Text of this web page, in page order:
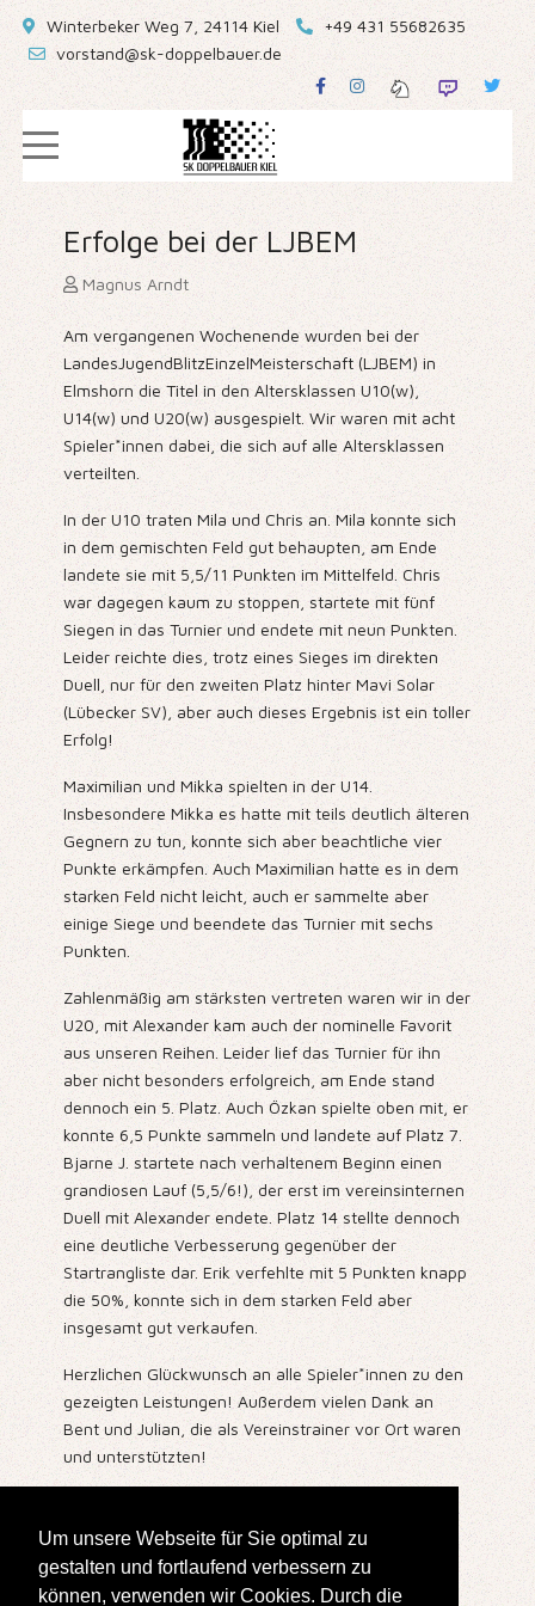
Um unsere Webseite für Sie optimal zu
gestalten und fortlaufend verbessern zu
können, verwenden wir Cookies. Durch die
Winterbeker Weg 7, 24114 Kiel
+49 431 55682635
vorstand@sk-doppelbauer.de
Erfolge bei der LJBEM
Magnus Arndt
Am vergangenen Wochenende wurden bei der
LandesJugendBlitzEinzelMeisterschaft (LJBEM) in
Elmshorn die Titel in den Altersklassen U10(w),
U14(w) und U20(w) ausgespielt. Wir waren mit acht
Spieler*innen dabei, die sich auf alle Altersklassen
verteilten.
In der U10 traten Mila und Chris an. Mila konnte sich
in dem gemischten Feld gut behaupten, am Ende
landete sie mit 5,5/11 Punkten im Mittelfeld. Chris
war dagegen kaum zu stoppen, startete mit fünf
Siegen in das Turnier und endete mit neun Punkten.
Leider reichte dies, trotz eines Sieges im direkten
Duell, nur für den zweiten Platz hinter Mavi Solar
(Lübecker SV), aber auch dieses Ergebnis ist ein toller
Erfolg!
Maximilian und Mikka spielten in der U14.
Insbesondere Mikka es hatte mit teils deutlich älteren
Gegnern zu tun, konnte sich aber beachtliche vier
Punkte erkämpfen. Auch Maximilian hatte es in dem
starken Feld nicht leicht, auch er sammelte aber
einige Siege und beendete das Turnier mit sechs
Punkten.
Zahlenmäßig am stärksten vertreten waren wir in der
U20, mit Alexander kam auch der nominelle Favorit
aus unseren Reihen. Leider lief das Turnier für ihn
aber nicht besonders erfolgreich, am Ende stand
dennoch ein 5. Platz. Auch Özkan spielte oben mit, er
konnte 6,5 Punkte sammeln und landete auf Platz 7.
Bjarne J. startete nach verhaltenem Beginn einen
grandiosen Lauf (5,5/6!), der erst im vereinsinternen
Duell mit Alexander endete. Platz 14 stellte dennoch
eine deutliche Verbesserung gegenüber der
Startrangliste dar. Erik verfehlte mit 5 Punkten knapp
die 50%, konnte sich in dem starken Feld aber
insgesamt gut verkaufen.
Herzlichen Glückwunsch an alle Spieler*innen zu den
gezeigten Leistungen! Außerdem vielen Dank an
Bent und Julian, die als Vereinstrainer vor Ort waren
und unterstützten!
werden.
Erstellt: 12. Juli 2025